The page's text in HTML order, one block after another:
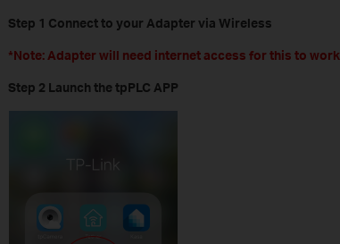
Step 1 Connect to your Adapter via Wireless
*Note: Adapter will need internet access for this to work
Step 2 Launch the tpPLC APP